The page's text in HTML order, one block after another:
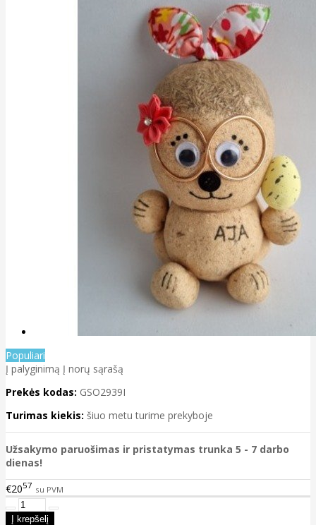
Populiari
Į palyginimą Į norų sąrašą
Prekės kodas: GSO2939I
Turimas kiekis: šiuo metu turime prekyboje
Užsakymo paruošimas ir pristatymas trunka 5 - 7 darbo
dienas!
€2057 su PVM